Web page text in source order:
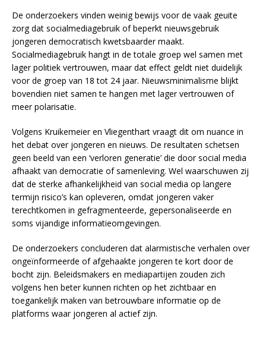
De onderzoekers vinden weinig bewijs voor de vaak geuite
zorg dat socialmediagebruik of beperkt nieuwsgebruik
jongeren democratisch kwetsbaarder maakt.
Socialmediagebruik hangt in de totale groep wel samen met
lager politiek vertrouwen, maar dat effect geldt niet duidelijk
voor de groep van 18 tot 24 jaar. Nieuwsminimalisme blijkt
bovendien niet samen te hangen met lager vertrouwen of
meer polarisatie.
Volgens Kruikemeier en Vliegenthart vraagt dit om nuance in
het debat over jongeren en nieuws. De resultaten schetsen
geen beeld van een ‘verloren generatie’ die door social media
afhaakt van democratie of samenleving. Wel waarschuwen zij
dat de sterke afhankelijkheid van social media op langere
termijn risico’s kan opleveren, omdat jongeren vaker
terechtkomen in gefragmenteerde, gepersonaliseerde en
soms vijandige informatieomgevingen.
De onderzoekers concluderen dat alarmistische verhalen over
ongeïnformeerde of afgehaakte jongeren te kort door de
bocht zijn. Beleidsmakers en mediapartijen zouden zich
volgens hen beter kunnen richten op het zichtbaar en
toegankelijk maken van betrouwbare informatie op de
platforms waar jongeren al actief zijn.